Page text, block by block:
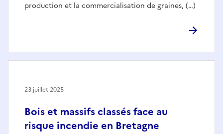
production et la commercialisation de graines, (…)
Bois et massifs classés face au
risque incendie en Bretagne
23 juillet 2025